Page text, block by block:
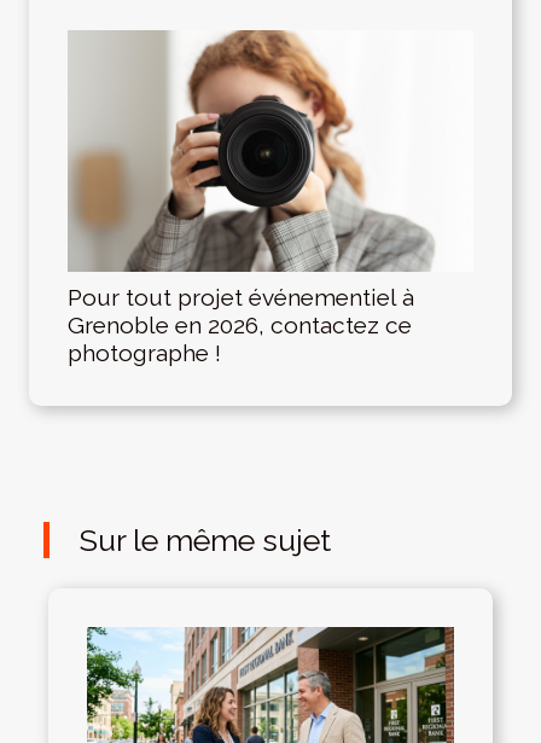
Pour tout projet événementiel à
Grenoble en 2026, contactez ce
photographe !
Sur le même sujet